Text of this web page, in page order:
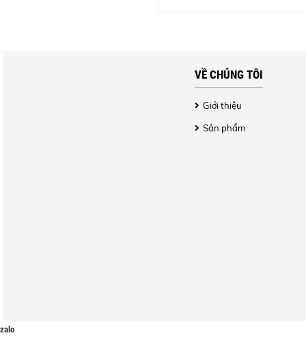
VỀ CHÚNG TÔI
Giới thiệu
Sản phẩm
zalo